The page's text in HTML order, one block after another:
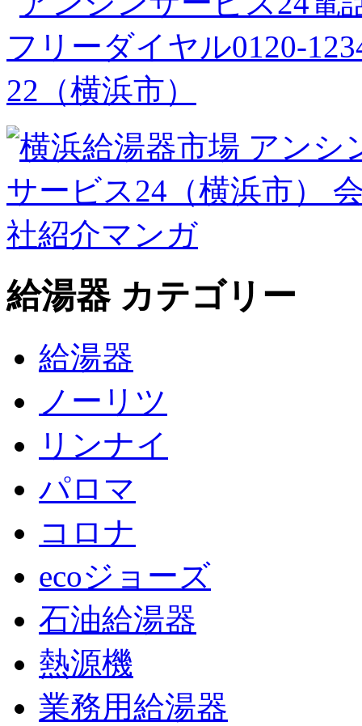
給湯器 カテゴリー
給湯器
ノーリツ
リンナイ
パロマ
コロナ
ecoジョーズ
石油給湯器
熱源機
業務用給湯器